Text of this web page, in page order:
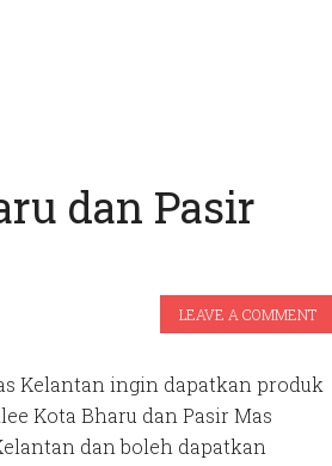
dan Pasir
LEAVE A COMMENT
Kelantan ingin dapatkan produk
Kota Bharu dan Pasir Mas
dan boleh dapatkan